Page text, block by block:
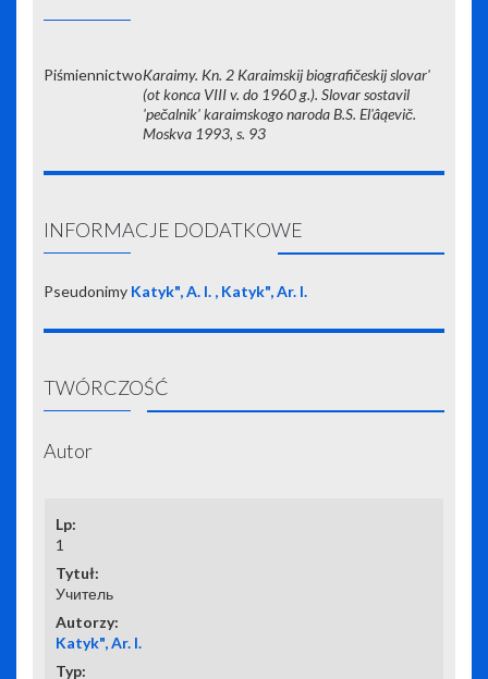
PiśmiennictwoKaraimy. Kn. 2 Karaimskij biografičeskij slovar'
(ot konca VIII v. do 1960 g.). Slovar sostavil
'pečalnik' karaimskogo naroda B.S. El'âąevič.
Moskva 1993, s. 93
INFORMACJE DODATKOWE
Pseudonimy Katyk", A. I. , Katyk", Ar. I.
TWÓRCZOŚĆ
Autor
1
Учитель
Katyk", Ar. I.